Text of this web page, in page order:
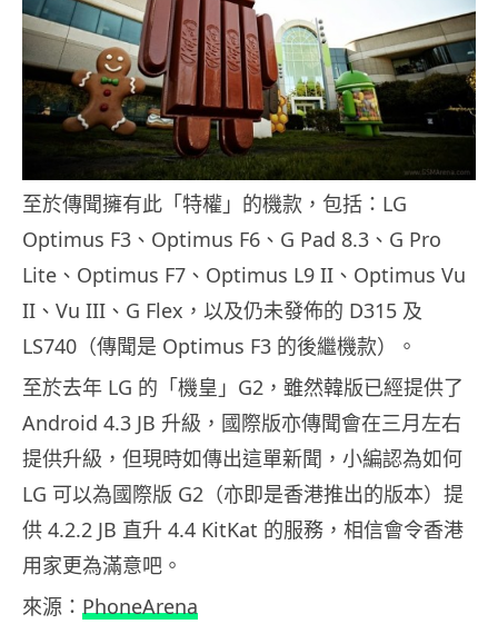
至於傳聞擁有此「特權」的機款，包括：LG
Optimus F3、Optimus F6、G Pad 8.3、G Pro
Lite、Optimus F7、Optimus L9 II、Optimus Vu
II、Vu III、G Flex，以及仍未發佈的 D315 及
LS740（傳聞是 Optimus F3 的後繼機款）。
至於去年 LG 的「機皇」G2，雖然韓版已經提供了
Android 4.3 JB 升級，國際版亦傳聞會在三月左右
提供升級，但現時如傳出這單新聞，小編認為如何
LG 可以為國際版 G2（亦即是香港推出的版本）提
供 4.2.2 JB 直升 4.4 KitKat 的服務，相信會令香港
用家更為滿意吧。
來源： PhoneArena